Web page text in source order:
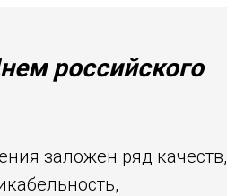
российского
заложен ряд качеств,